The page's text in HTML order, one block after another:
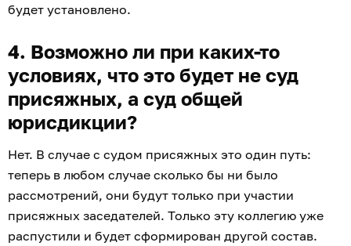
будет установлено.
4. Возможно ли при каких-то
условиях, что это будет не суд
присяжных, а суд общей
юрисдикции?
Нет. В случае с судом присяжных это один путь:
теперь в любом случае сколько бы ни было
рассмотрений, они будут только при участии
присяжных заседателей. Только эту коллегию уже
распустили и будет сформирован другой состав.